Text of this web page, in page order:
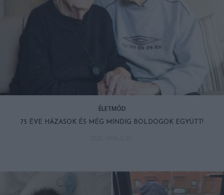
ÉLETMÓD
75 ÉVE HÁZASOK ÉS MÉG MINDIG BOLDOGOK EGYÜTT!